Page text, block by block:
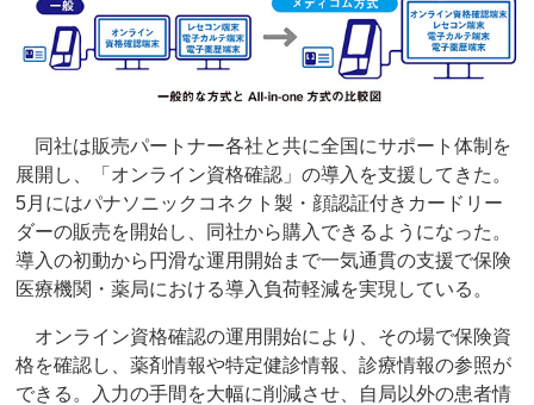
同社は販売パートナー各社と共に全国にサポート体制を
展開し、「オンライン資格確認」の導入を支援してきた。
5月にはパナソニックコネクト製・顔認証付きカードリー
ダーの販売を開始し、同社から購入できるようになった。
導入の初動から円滑な運用開始まで一気通貫の支援で保険
医療機関・薬局における導入負荷軽減を実現している。
オンライン資格確認の運用開始により、その場で保険資
格を確認し、薬剤情報や特定健診情報、診療情報の参照が
できる。入力の手間を大幅に削減させ、自局以外の患者情